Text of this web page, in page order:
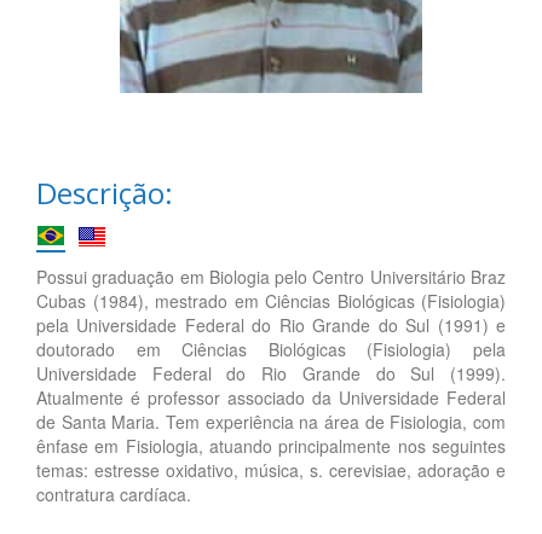
Descrição:
Possui graduação em Biologia pelo Centro Universitário Braz
Cubas (1984), mestrado em Ciências Biológicas (Fisiologia)
pela Universidade Federal do Rio Grande do Sul (1991) e
doutorado em Ciências Biológicas (Fisiologia) pela
Universidade Federal do Rio Grande do Sul (1999).
Atualmente é professor associado da Universidade Federal
de Santa Maria. Tem experiência na área de Fisiologia, com
ênfase em Fisiologia, atuando principalmente nos seguintes
temas: estresse oxidativo, música, s. cerevisiae, adoração e
contratura cardíaca.